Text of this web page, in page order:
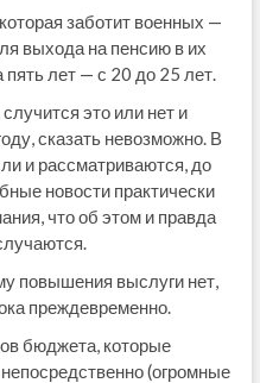
заботит военных —
выхода на пенсию в их
лет — с 20 до 25 лет.
это или нет и
сказать невозможно. В
и рассматриваются, до
новости практически
что об этом и правда
повышения выслуги нет,
преждевременно.
бюджета, которые
(огромные